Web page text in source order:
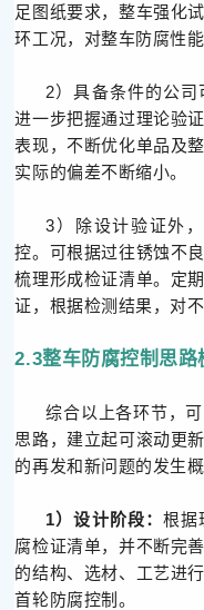
足图纸要求，整车强化
环工况，对整车防腐性能
2）具备条件的公司
进一步把握通过理论验
表现，不断优化单品及
实际的偏差不断缩小。
3）除设计验证外
控。可根据过往锈蚀不
梳理形成检证清单。定
证，根据检测结果，对
2.3整车防腐控制思路
综合以上各环节，
思路，建立起可滚动更
的再发和新问题的发生概
1）设计阶段： 根据
腐检证清单，并不断完
的结构、选材、工艺进
首轮防腐控制。